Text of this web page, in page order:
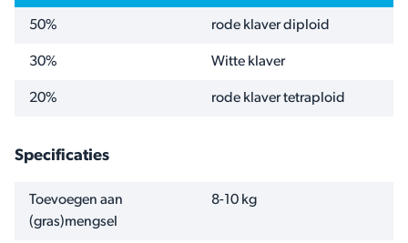
50% rode klaver diploid
30% Witte klaver
20% rode klaver tetraploid
Specificaties
NAAM WAARDE
Toevoegen aan
(gras)mengsel
8-10 kg